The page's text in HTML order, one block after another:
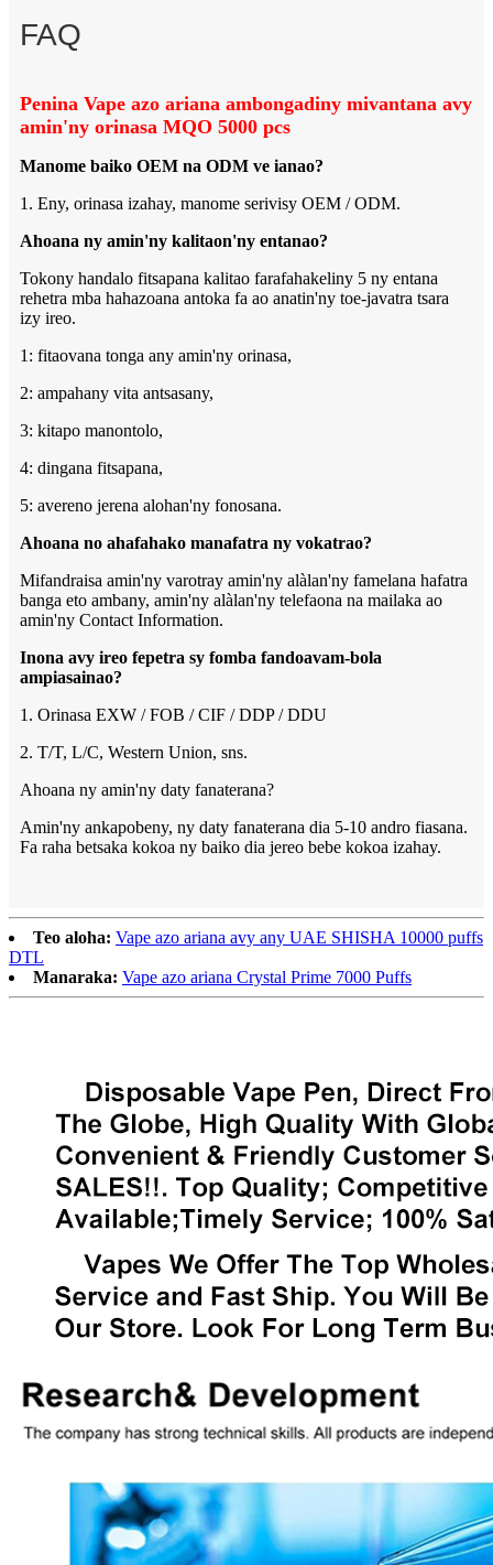
FAQ
Penina Vape azo ariana ambongadiny mivantana avy
amin'ny orinasa MQO 5000 pcs
Manome baiko OEM na ODM ve ianao?
1. Eny, orinasa izahay, manome serivisy OEM / ODM.
Ahoana ny amin'ny kalitaon'ny entanao?
Tokony handalo fitsapana kalitao farafahakeliny 5 ny entana
rehetra mba hahazoana antoka fa ao anatin'ny toe-javatra tsara
izy ireo.
1: fitaovana tonga any amin'ny orinasa,
2: ampahany vita antsasany,
3: kitapo manontolo,
4: dingana fitsapana,
5: avereno jerena alohan'ny fonosana.
Ahoana no ahafahako manafatra ny vokatrao?
Mifandraisa amin'ny varotray amin'ny alàlan'ny famelana hafatra
banga eto ambany, amin'ny alàlan'ny telefaona na mailaka ao
amin'ny Contact Information.
Inona avy ireo fepetra sy fomba fandoavam-bola
ampiasainao?
1. Orinasa EXW / FOB / CIF / DDP / DDU
2. T/T, L/C, Western Union, sns.
Ahoana ny amin'ny daty fanaterana?
Amin'ny ankapobeny, ny daty fanaterana dia 5-10 andro fiasana.
Fa raha betsaka kokoa ny baiko dia jereo bebe kokoa izahay.
Teo aloha: Vape azo ariana avy any UAE SHISHA 10000 puffs
DTL
Manaraka: Vape azo ariana Crystal Prime 7000 Puffs